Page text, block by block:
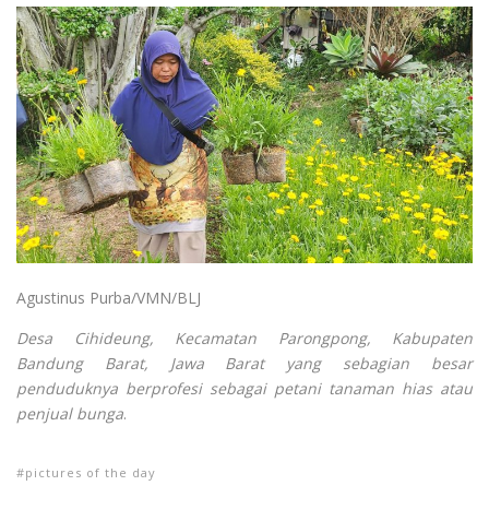
Agustinus Purba/VMN/BLJ
Desa Cihideung, Kecamatan Parongpong, Kabupaten
Bandung Barat, Jawa Barat yang sebagian besar
penduduknya berprofesi sebagai petani tanaman hias atau
penjual bunga.
pictures of the day